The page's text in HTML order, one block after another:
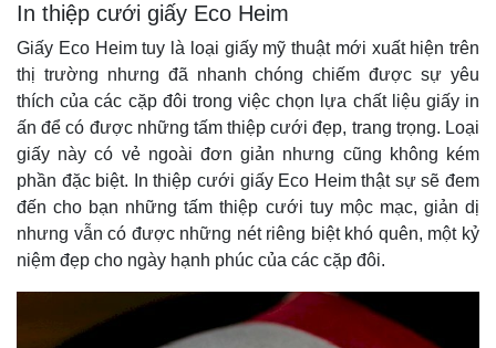
In thiệp cưới giấy Eco Heim
Giấy Eco Heim tuy là loại giấy mỹ thuật mới xuất hiện trên
thị trường nhưng đã nhanh chóng chiếm được sự yêu
thích của các cặp đôi trong việc chọn lựa chất liệu giấy in
ấn để có được những tấm thiệp cưới đẹp, trang trọng. Loại
giấy này có vẻ ngoài đơn giản nhưng cũng không kém
phần đặc biệt. In thiệp cưới giấy Eco Heim thật sự sẽ đem
đến cho bạn những tấm thiệp cưới tuy mộc mạc, giản dị
nhưng vẫn có được những nét riêng biệt khó quên, một kỷ
niệm đẹp cho ngày hạnh phúc của các cặp đôi.